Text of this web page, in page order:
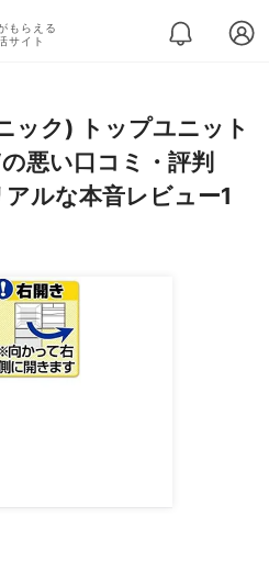
もらえる
サイト
ック) トップユニット
悪い口コミ・評判
ルな本音レビュー1